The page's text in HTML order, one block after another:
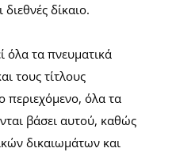
διεθνές δίκαιο.
όλα τα πνευματικά
τους τίτλους
περιεχόμενο, όλα τα
βάσει αυτού, καθώς
δικαιωμάτων και